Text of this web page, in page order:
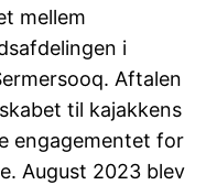
mellem
i
Aftalen
til kajakkens
engagementet for
August 2023 blev